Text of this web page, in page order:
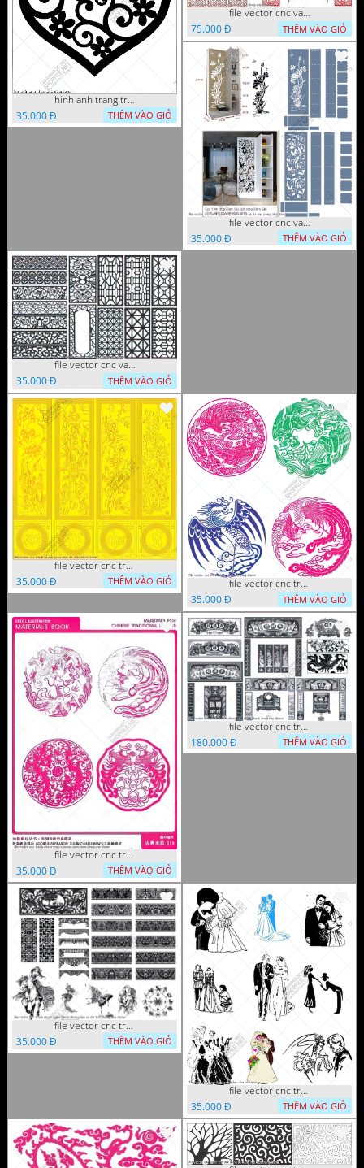
hinh anh trang tri cua so trai tim
35.000 Đ
THÊM VÀO GIỎ
file vector cnc vach tho tranh phong tho dang cap
75.000 Đ
THÊM VÀO GIỎ
file vector cnc vach ngan ket hop voi ke de do dac trong nha
35.000 Đ
THÊM VÀO GIỎ
file vector cnc vach ngan hang rao decor dac sac chua tung phung phi
35.000 Đ
THÊM VÀO GIỎ
file vector cnc tranh tu quy mau cam de chiu decor
35.000 Đ
THÊM VÀO GIỎ
file vector cnc tranh decor rong phuong
35.000 Đ
THÊM VÀO GIỎ
file vector cnc tranh decor rong phuong cuon tron dang cap
35.000 Đ
THÊM VÀO GIỎ
file vector cnc tranh decor phong tho nghe thuat dang cap
180.000 Đ
THÊM VÀO GIỎ
file vector cnc tranh decor nghe thuat phong tho va chi tiet phong tho
35.000 Đ
THÊM VÀO GIỎ
file vector cnc tranh decor co dau chu re
35.000 Đ
THÊM VÀO GIỎ